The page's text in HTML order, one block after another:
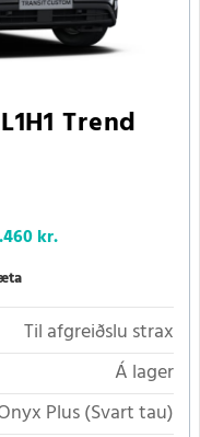
Trend
kr.
Til afgreiðslu strax
Á lager
Plus (Svart tau)